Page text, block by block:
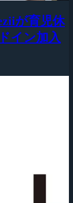
が育児休
イン加入